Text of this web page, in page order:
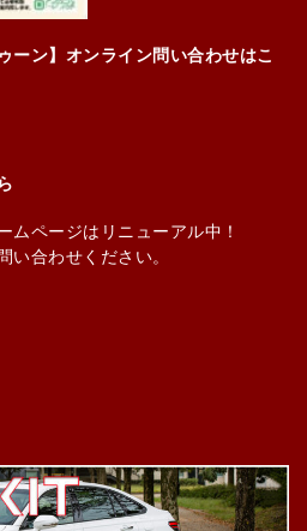
ーン】オンライン問い合わせはこ
ムページはリニューアル中！
い合わせください。